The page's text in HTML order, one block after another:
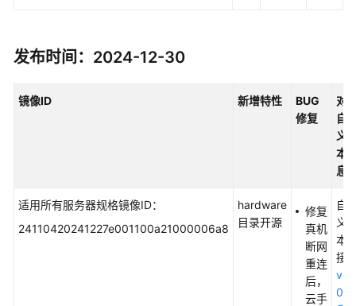
发布时间：2024-12-30
镜像ID 新增特性
BUG
修复
对
自
义
本
息
适用所有服务器规格镜像ID：
24110420241227e001100a21000006a8
hardware
目录开源
修复
真机
断网
重连
后，
云手
自
义
本
接
v5.
0.0